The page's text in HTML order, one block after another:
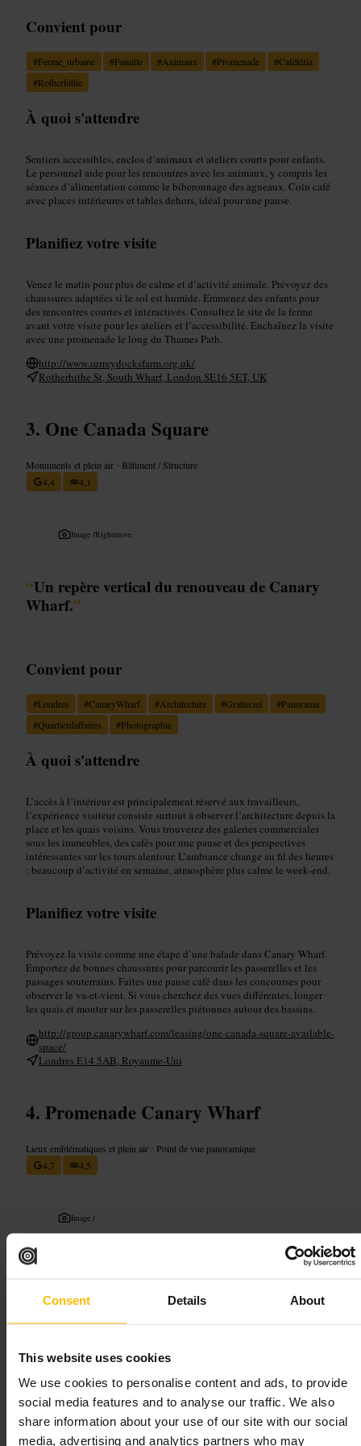
Consent Details About
This website uses cookies
We use cookies to personalise content and ads, to provide
social media features and to analyse our traffic. We also
share information about your use of our site with our social
media, advertising and analytics partners who may
Convient pour
#Ferme_urbaine #Famille #Animaux #Promenade #Cafétéria
#Rotherhithe
À quoi s'attendre
Sentiers accessibles, enclos d’animaux et ateliers courts pour enfants.
Le personnel aide pour les rencontres avec les animaux, y compris les
séances d’alimentation comme le biberonnage des agneaux. Coin café
avec places intérieures et tables dehors, idéal pour une pause.
Planifiez votre visite
Venez le matin pour plus de calme et d’activité animale. Prévoyez des
chaussures adaptées si le sol est humide. Emmenez des enfants pour
des rencontres courtes et interactives. Consultez le site de la ferme
avant votre visite pour les ateliers et l’accessibilité. Enchaînez la visite
avec une promenade le long du Thames Path.
http://www.surreydocksfarm.org.uk/
Rotherhithe St, South Wharf, London SE16 5ET, UK
One Canada Square
Monuments et plein air • Bâtiment / Structure
4,4
4,1
Image /Rightmove
“Un repère vertical du renouveau de Canary
Wharf.”
Convient pour
#Londres #CanaryWharf #Architecture #Gratteciel #Panorama
#Quartierdaffaires #Photographie
À quoi s'attendre
L’accès à l’intérieur est principalement réservé aux travailleurs,
l’expérience visiteur consiste surtout à observer l’architecture depuis la
place et les quais voisins. Vous trouverez des galeries commerciales
sous les immeubles, des cafés pour une pause et des perspectives
intéressantes sur les tours alentour. L’ambiance change au fil des heures
: beaucoup d’activité en semaine, atmosphère plus calme le week‑end.
Planifiez votre visite
Prévoyez la visite comme une étape d’une balade dans Canary Wharf.
Emportez de bonnes chaussures pour parcourir les passerelles et les
passages souterrains. Faites une pause café dans les concourses pour
observer le va‑et‑vient. Si vous cherchez des vues différentes, longer
les quais et monter sur les passerelles piétonnes autour des bassins.
http://group.canarywharf.com/leasing/one-canada-square-available-
space/
Londres E14 5AB, Royaume-Uni
Promenade Canary Wharf
Lieux emblématiques et plein air • Point de vue panoramique
4,7
4,5
Image /
“Skyline et reflets, balade facile au fil de
Convient pour
# PromenadeCanaryWharf #BaladeUrbaine #VueSurLaVille
#ArchitectureModerne # PhotoDeNuit #BaladeEnFamille